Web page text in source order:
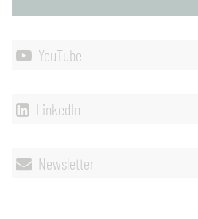
YouTube
LinkedIn
Newsletter